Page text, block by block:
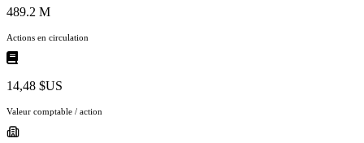
489.2 M
Actions en circulation
14,48 $US
Valeur comptable / action